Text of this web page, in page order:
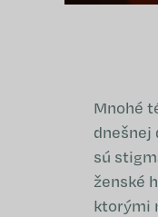
Mnohé
dnešnej
sú
ženské
ktorými